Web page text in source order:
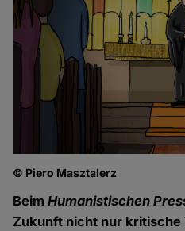
© Piero Masztalerz
BeimHumanistischen
Zukunft nicht nur kritische